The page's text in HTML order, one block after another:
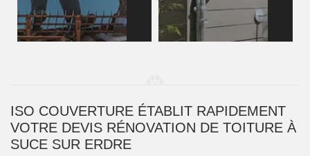
ISO COUVERTURE ÉTABLIT RAPIDEMENT
VOTRE DEVIS RÉNOVATION DE TOITURE À
SUCE SUR ERDRE